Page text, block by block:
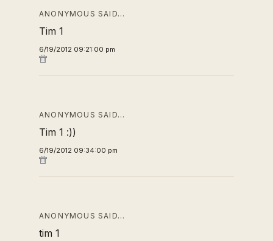
ANONYMOUS SAID…
Tim 1
6/19/2012 09:21:00 pm
ANONYMOUS SAID…
Tim 1 :))
6/19/2012 09:34:00 pm
ANONYMOUS SAID…
tim 1